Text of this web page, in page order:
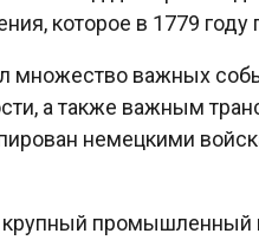
которое в 1779 году
множество важных
а также важным
немецкими
промышленный